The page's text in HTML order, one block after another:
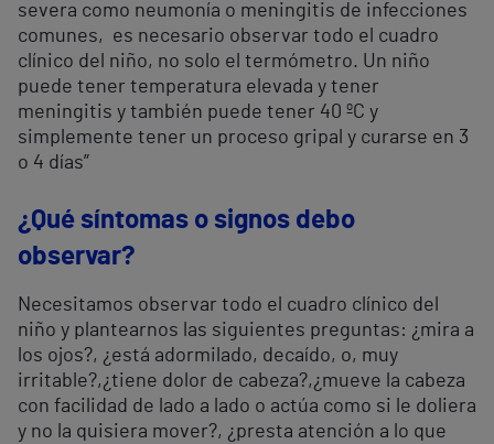
severa como neumonía o meningitis de infecciones
comunes, es necesario observar todo el cuadro
clínico del niño, no solo el termómetro. Un niño
puede tener temperatura elevada y tener
meningitis y también puede tener 40 ºC y
simplemente tener un proceso gripal y curarse en 3
o 4 días”
¿Qué síntomas o signos debo
observar?
Necesitamos observar todo el cuadro clínico del
niño y plantearnos las siguientes preguntas: ¿mira a
los ojos?, ¿está adormilado, decaído, o, muy
irritable?,¿tiene dolor de cabeza?,¿mueve la cabeza
con facilidad de lado a lado o actúa como si le doliera
y no la quisiera mover?, ¿presta atención a lo que